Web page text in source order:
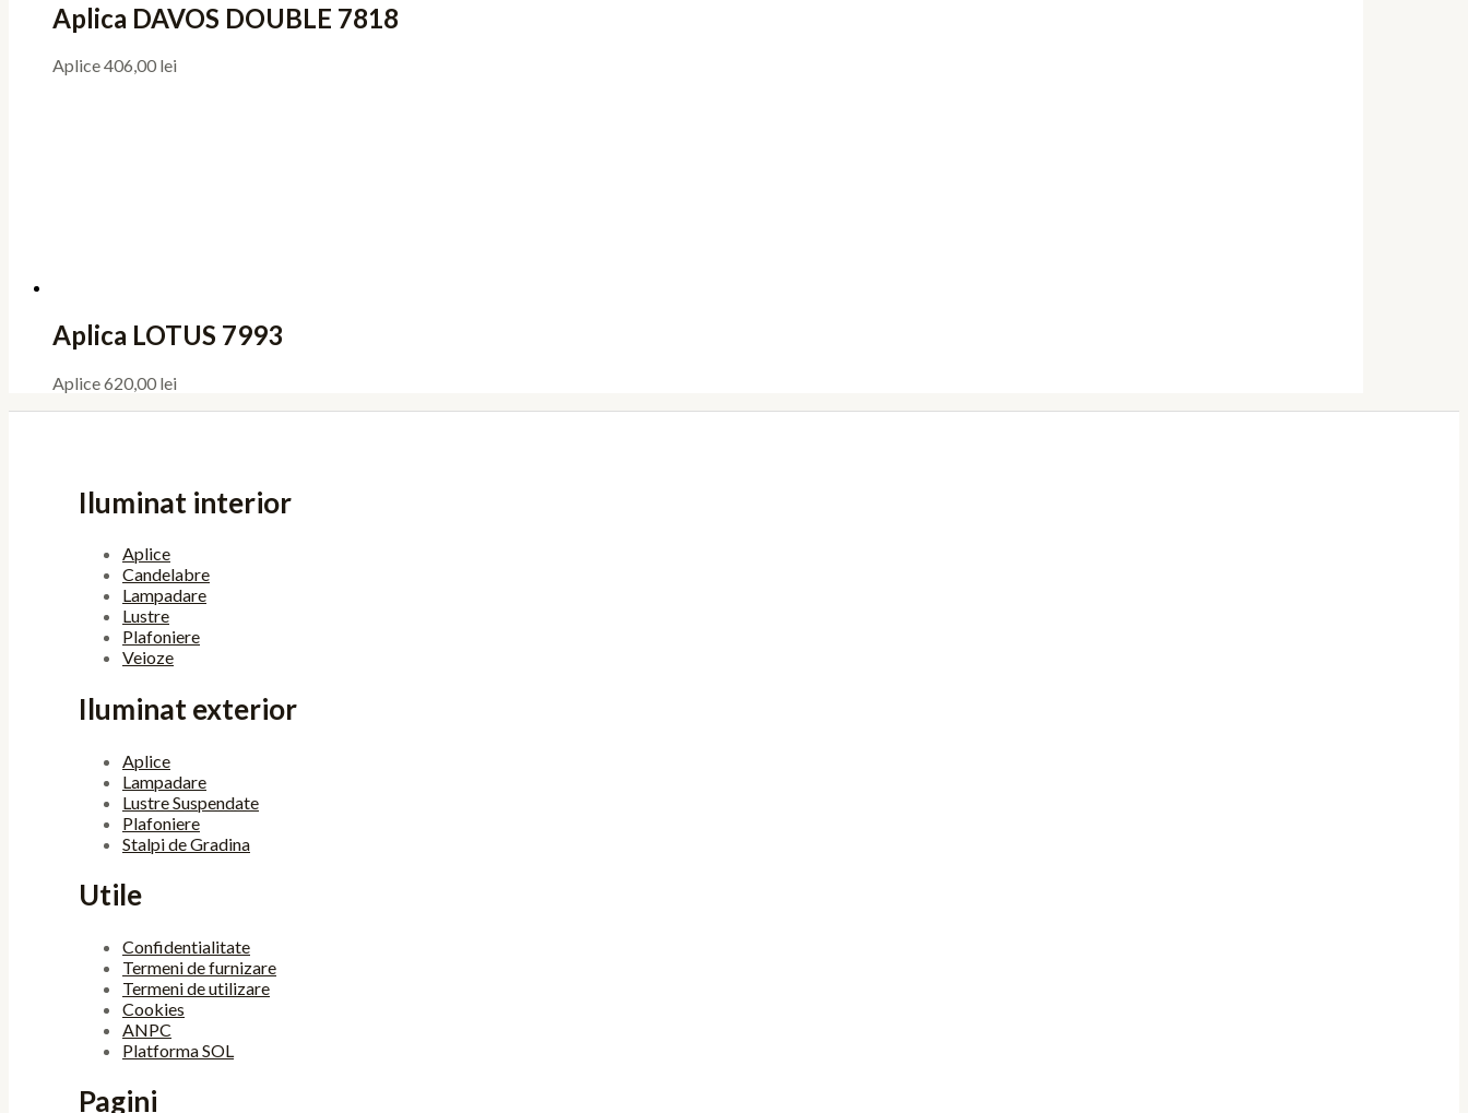
Aplica DAVOS DOUBLE 7818
Aplice406,00 lei
Aplica LOTUS 7993
Aplice620,00 lei
Iluminat interior
Aplice
Candelabre
Lampadare
Lustre
Plafoniere
Veioze
Iluminat exterior
Aplice
Lampadare
Lustre Suspendate
Plafoniere
Stalpi de Gradina
Utile
Confidentialitate
Termeni de furnizare
Termeni de utilizare
Cookies
ANPC
Platforma SOL
Pagini